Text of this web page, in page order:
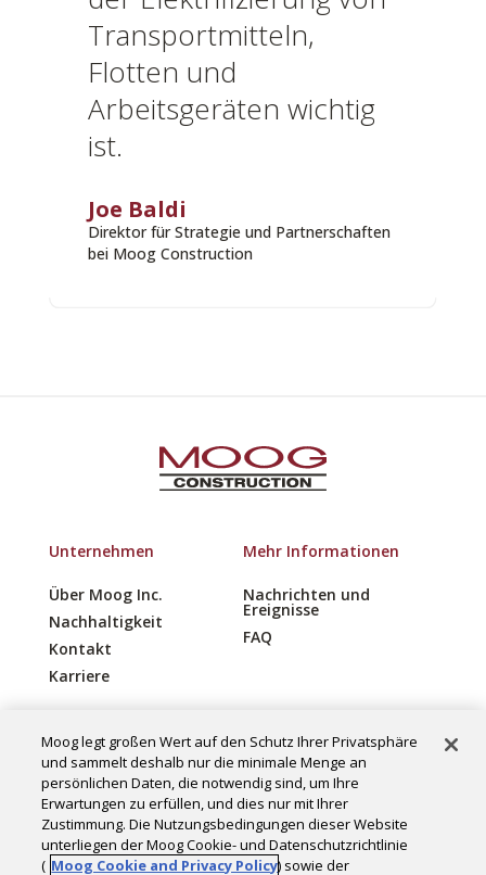
Transportmitteln,
Flotten und
Arbeitsgeräten wichtig
ist.
Joe Baldi
Direktor für Strategie und Partnerschaften
bei Moog Construction
Unternehmen
Über Moog Inc.
Nachhaltigkeit
Kontakt
Karriere
Mehr Informationen
Nachrichten und
Ereignisse
FAQ
Copyright © 2025 Moog Construction.
Alle Rechte vorbehalten.
Cookie-Einstellungen
Moog legt großen Wert auf den Schutz Ihrer Privatsphäre
und sammelt deshalb nur die minimale Menge an
persönlichen Daten, die notwendig sind, um Ihre
Erwartungen zu erfüllen, und dies nur mit Ihrer
Zustimmung. Die Nutzungsbedingungen dieser Website
unterliegen der Moog Cookie- und Datenschutzrichtlinie
( Moog Cookie and Privacy Policy) sowie der